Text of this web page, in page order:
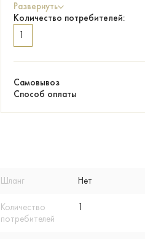
Развернуть
Количество потребителей:
1
Самовывоз
Способ оплаты
Шланг Нет
Количество
потребителей
1